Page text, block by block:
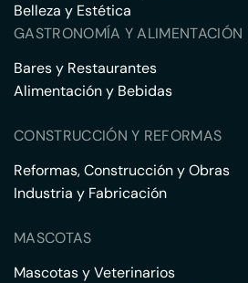
Belleza y Estética
GASTRONOMÍA Y ALIMENTACIÓN
Bares y Restaurantes
Alimentación y Bebidas
CONSTRUCCIÓN Y REFORMAS
Reformas, Construcción y Obras
Industria y Fabricación
MASCOTAS
Mascotas y Veterinarios